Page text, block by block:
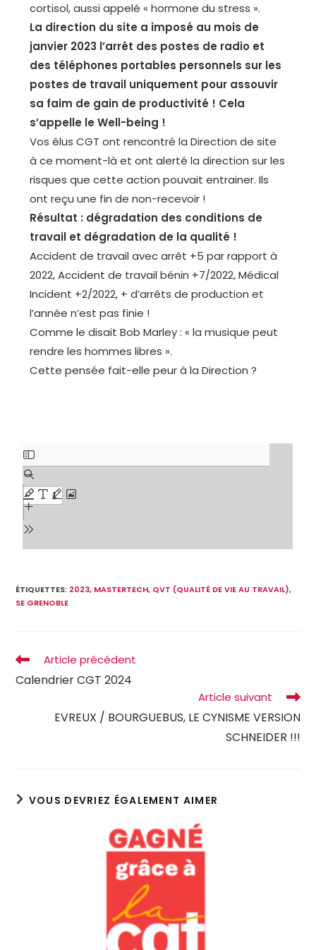
cortisol, aussi appelé « hormone du stress ».
La direction du site a imposé au mois de
janvier 2023 l’arrêt des postes de radio et
des téléphones portables personnels sur les
postes de travail uniquement pour assouvir
sa faim de gain de productivité ! Cela
s’appelle le Well-being !
Vos élus CGT ont rencontré la Direction de site
à ce moment-là et ont alerté la direction sur les
risques que cette action pouvait entrainer. Ils
ont reçu une fin de non-recevoir !
Résultat : dégradation des conditions de
travail et dégradation de la qualité !
Accident de travail avec arrêt +5 par rapport à
2022, Accident de travail bénin +7/2022, Médical
Incident +2/2022, + d’arrêts de production et
l’année n’est pas finie !
Comme le disait Bob Marley : « la musique peut
rendre les hommes libres ».
Cette pensée fait-elle peur à la Direction ?
ÉTIQUETTES: 2023, MASTERTECH, QVT (QUALITÉ DE VIE AU TRAVAIL),
SE GRENOBLE
Article précédent
Calendrier CGT 2024
Article suivant
EVREUX / BOURGUEBUS, LE CYNISME VERSION
SCHNEIDER !!!
VOUS DEVRIEZ ÉGALEMENT AIMER